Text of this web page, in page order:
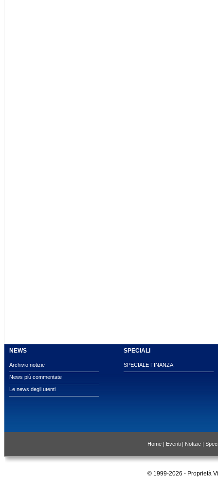
NEWS
Archivio notizie
News più commentate
Le news degli utenti
SPECIALI
SPECIALE FINANZA
Home | Eventi | Notizie |
© 1999-2026 - Proprietà